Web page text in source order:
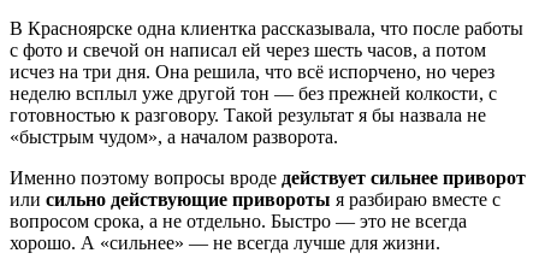
В Красноярске одна клиентка рассказывала, что после работы
с фото и свечой он написал ей через шесть часов, а потом
исчез на три дня. Она решила, что всё испорчено, но через
неделю всплыл уже другой тон — без прежней колкости, с
готовностью к разговору. Такой результат я бы назвала не
«быстрым чудом», а началом разворота.
Именно поэтому вопросы вроде действует сильнее приворот
или сильно действующие привороты я разбираю вместе с
вопросом срока, а не отдельно. Быстро — это не всегда
хорошо. А «сильнее» — не всегда лучше для жизни.